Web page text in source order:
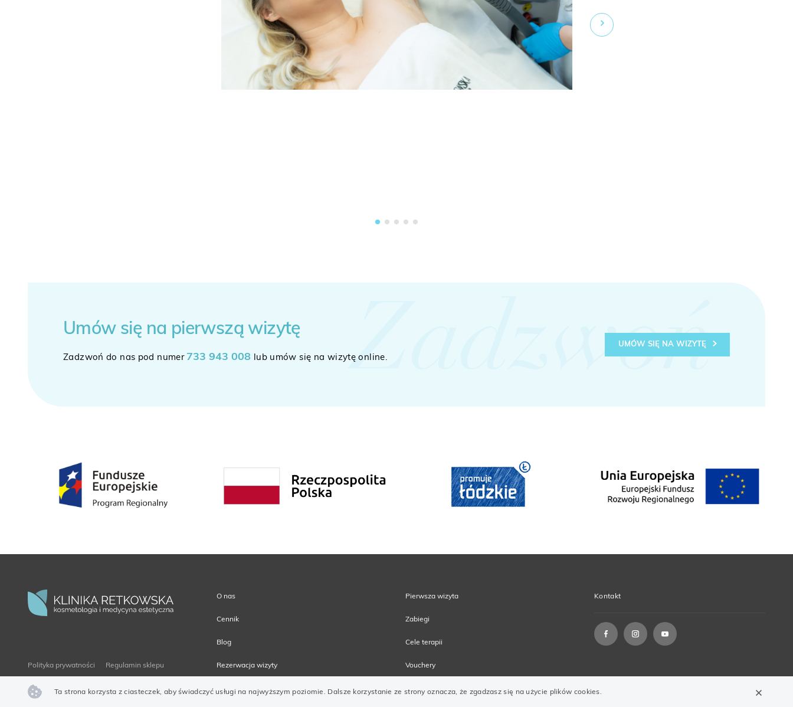
Umów się na pierwszą wizytę
Zadzwoń do nas pod numer 733 943 008 lub umów się na wizytę online.
UMÓW SIĘ NA WIZYTĘ
Zadzwoń
Polityka prywatności Regulamin sklepu
O nas
Cennik
Blog
Rezerwacja wizyty
Pierwsza wizyta
Zabiegi
Cele terapii
Vouchery
Kontakt
Ta strona korzysta z ciasteczek, aby świadczyć usługi na najwyższym poziomie. Dalsze korzystanie ze strony oznacza, że zgadzasz się na użycie plików cookies.